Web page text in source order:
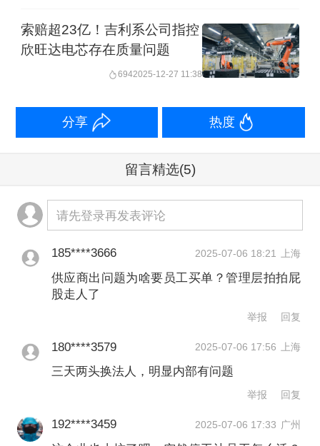
罗马仕表示，生活费将按时发放，直至
公司复工、复产或依法与员工解除/终止
期间，公司将依照当地最低工资标准缴
低工资标准的通知》，从2025年3月1日
起，深圳最低工资标准调整为2520元/
月，80%也就是2016元，再扣去最低标
准的社保公积金，员工能拿到的约在
第一财经记者就此咨询了上海大邦律师
事务所高级合伙人游云庭，他认为，根
据地方行政法规，现在这种情况下，企
索赔超23亿！吉利系公司指控
欣旺达电芯存在质量问题
6942025-12-27 11:38
分享 热度
留言精选(5)
请先登录再发表评论
185****3666 2025-07-06 18:21 上海
供应商出问题为啥要员工买单？管理层拍拍屁
股走人了
举报 回复
180****3579 2025-07-06 17:56 上海
三天两头换法人，明显内部有问题
举报 回复
192****3459 2025-07-06 17:33 广州